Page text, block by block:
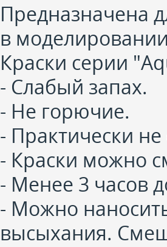
Предназначена
в
Краски серии
- Слабый запах.
- Не горючие.
- Практически
- Краски можно
- Менее 3 часов
- Можно
высыхания.